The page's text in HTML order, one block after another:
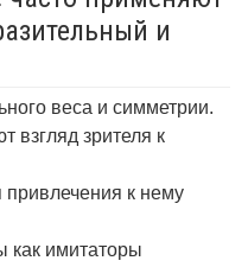
и
веса и симметрии.
взгляд зрителя к
к нему
как имитаторы